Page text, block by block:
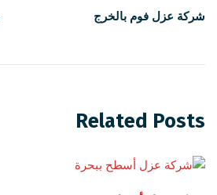
شركة عزل فوم بالخرج
Related Posts